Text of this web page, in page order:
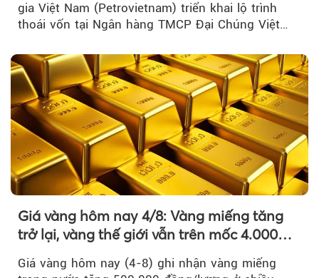
gia Việt Nam (Petrovietnam) triển khai lộ trình
thoái vốn tại Ngân hàng TMCP Đại Chúng Việt
Giá vàng hôm nay 4/8: Vàng miếng tăng
trở lại, vàng thế giới vẫn trên mốc 4.000
Giá vàng hôm nay (4-8) ghi nhận vàng miếng